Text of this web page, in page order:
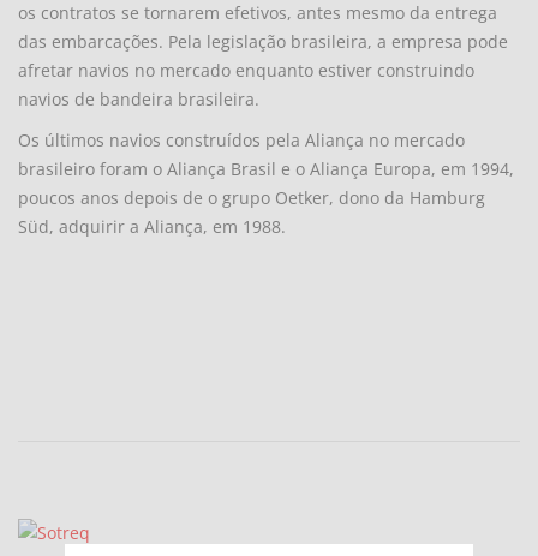
os contratos se tornarem efetivos, antes mesmo da entrega
das embarcações. Pela legislação brasileira, a empresa pode
afretar navios no mercado enquanto estiver construindo
navios de bandeira brasileira.
Os últimos navios construídos pela Aliança no mercado
brasileiro foram o Aliança Brasil e o Aliança Europa, em 1994,
poucos anos depois de o grupo Oetker, dono da Hamburg
Süd, adquirir a Aliança, em 1988.